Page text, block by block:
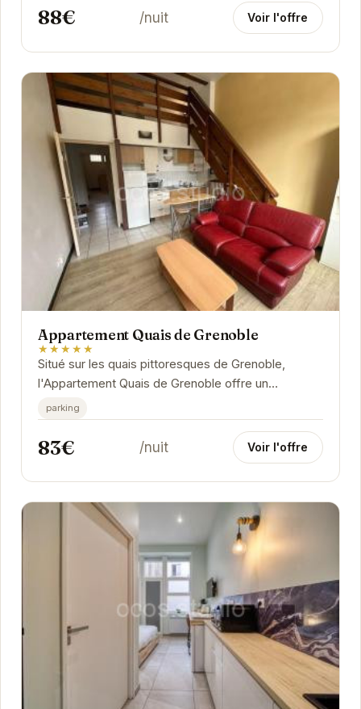
88€ /nuit Voir l'offre
Appartement Quais de Grenoble
★★★★★
Situé sur les quais pittoresques de Grenoble,
l'Appartement Quais de Grenoble offre un
hébergement élégant et confortable. Avec une
vue...
parking
83€ /nuit Voir l'offre